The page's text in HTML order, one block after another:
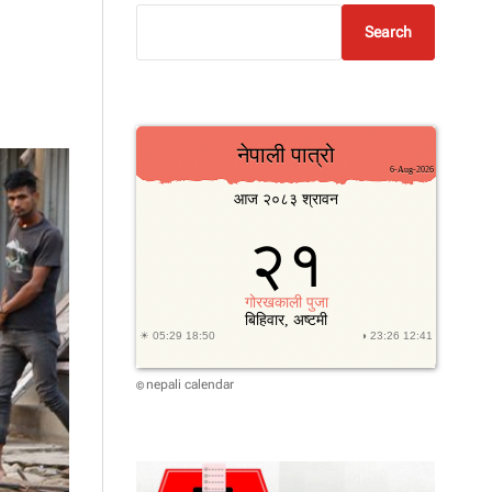
Search
© nepali calendar